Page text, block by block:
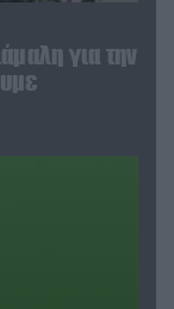
για την